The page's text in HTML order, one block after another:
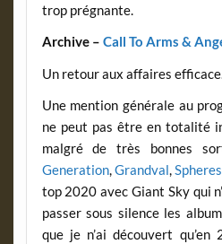
trop prégnante.
Archive – Call To Arms &
Un retour aux affaires
Une mention générale au
ne peut pas être en totalité
malgré de très bonnes
Generation,Grandval,Spheres
top 2020 avec Giant Sky qui
passer sous silence les
que je n’ai découvert qu’en